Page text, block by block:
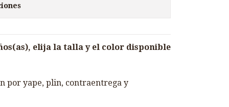
elija la talla y el color disponible
por yape, plin, contraentrega y